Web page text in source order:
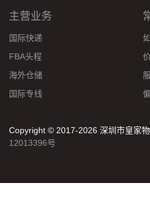
主营业务
国际快递
FBA头程
海外仓储
国际专线
Copyright © 2017-2026 深圳市皇家
12013396号